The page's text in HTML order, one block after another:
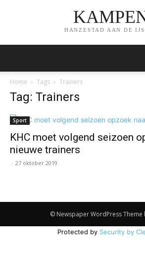
HANZESTAD AAN DE
Home Tags Trainers
Tag: Trainers
Sport
KHC moet volgend seizoen
nieuwe trainers
- 27 oktober 2019
© Newspaper WordPress Theme
Protected by Security by